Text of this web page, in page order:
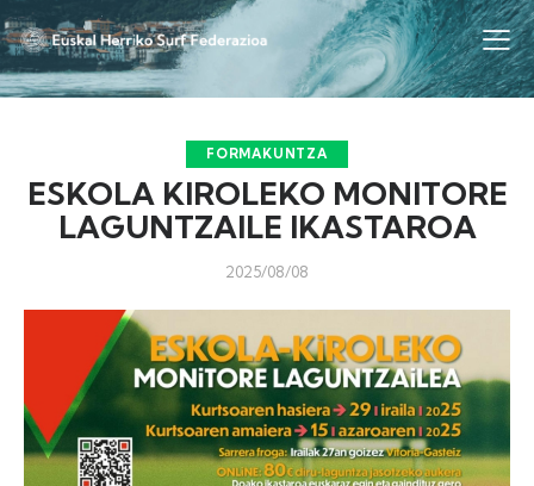
FORMAKUNTZA
ESKOLA KIROLEKO MONITORE
LAGUNTZAILE IKASTAROA
2025/08/08